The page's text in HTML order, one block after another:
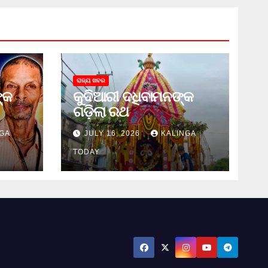
ରାଜ୍ୟ ଖବର
କୁଦିଆରୀ ଦଧିବାମନଙ୍କ
ଗଡ଼ିଲା ରଥ
JULY 16, 2026 KALINGA
TODAY